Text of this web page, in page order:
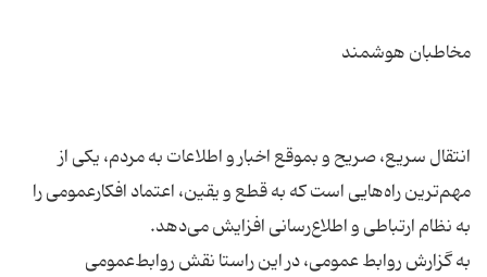
انتقال سریع، صریح و بموقع اخبار و اطلاعات به مردم، یکی از
مهم‌ترین راه‌هایی است که به‌ قطع و یقین، اعتماد افکارعمومی را
به گزارش روابط عمومی، در این راستا نقش روابط‌عمومی